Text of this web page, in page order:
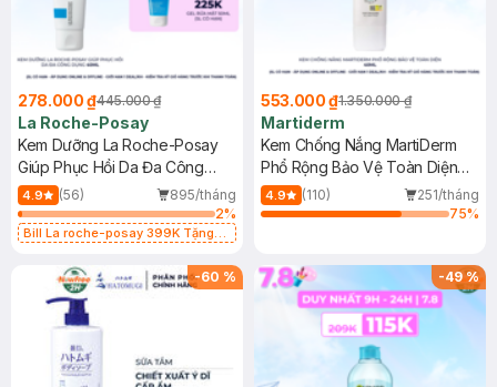
278.000 ₫445.000 ₫
La Roche-Posay
Kem Dưỡng La Roche-Posay
Giúp Phục Hồi Da Đa Công
Dụng 40ml
4.9 (56)
895/tháng
2%
Bill La roche-posay 399K Tặng
(SL có hạn)
553.000 ₫1.350.000 ₫
Martiderm
Kem Chống Nắng MartiDerm
Phổ Rộng Bảo Vệ Toàn Diện
40ml
4.9 (110)
251/tháng
75%
-60 % -49%